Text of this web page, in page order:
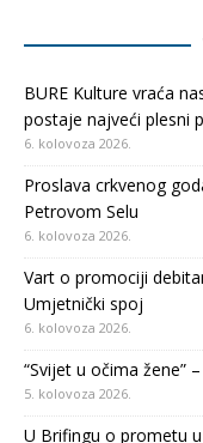
BURE Kulture vraća
postaje najveći plesni
6. kolovoza 2026.
Proslava crkvenog
Petrovom Selu
6. kolovoza 2026.
Vart o promociji
Umjetnički spoj
6. kolovoza 2026.
“Svijet u očima žene”
5. kolovoza 2026.
U Brifingu o prometu